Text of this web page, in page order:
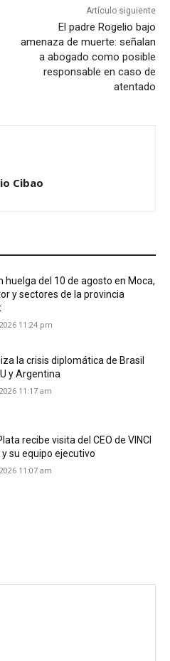
Artículo siguiente
El padre Rogelio bajo
amenaza de muerte: señalan
a abogado como posible
responsable en caso de
atentado
Cibao
huelga del 10 de agosto en Moca,
y sectores de la provincia
11:24 pm
la crisis diplomática de Brasil
y Argentina
11:17 am
recibe visita del CEO de VINCI
su equipo ejecutivo
11:07 am